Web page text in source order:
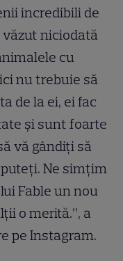
incredibili de
văzut niciodată
cu
nu trebuie să
de la ei, ei fac
și sunt foarte
vă gândiți să
Ne simțim
Fable un nou
o merită.”, a
pe Instagram.